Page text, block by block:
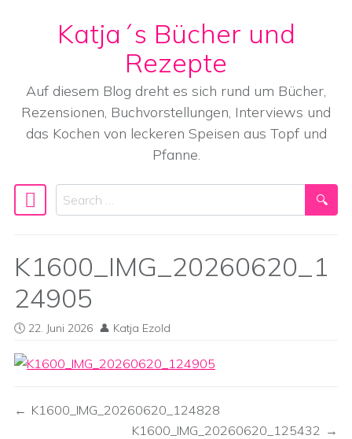
Skip to content
Katja´s Bücher und
Rezepte
Auf diesem Blog dreht es sich rund um Bücher,
Rezensionen, Buchvorstellungen, Interviews und
das Kochen von leckeren Speisen aus Topf und
Pfanne.
Main Navigation
Search
K1600_IMG_20260620_1
24905
22. Juni 2026 Katja Ezold
K1600_IMG_20260620_124828
K1600_IMG_20260620_125432